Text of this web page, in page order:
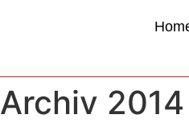
Archiv 2014